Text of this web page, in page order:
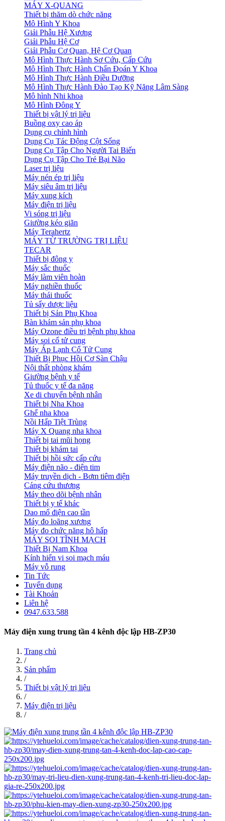
MÁY X-QUANG
Thiết bị thăm dò chức năng
Mô Hình Y Khoa
Giải Phẫu Hệ Xương
Giải Phẫu Hệ Cơ
Giải Phẫu Cơ Quan, Hệ Cơ Quan
Mô Hình Thực Hành Sơ Cứu, Cấp Cứu
Mô Hình Thực Hành Chẩn Đoán Y Khoa
Mô Hình Thực Hành Điều Dưỡng
Mô Hình Thực Hành Đào Tạo Kỹ Năng Lâm Sàng
Mô hình Nhi khoa
Mô Hình Đông Y
Thiết bị vật lý trị liệu
Buồng oxy cao áp
Dụng cụ chỉnh hình
Dụng Cụ Tác Động Cột Sống
Dụng Cụ Tập Cho Người Tai Biến
Dụng Cụ Tập Cho Trẻ Bại Não
Laser trị liệu
Máy nén ép trị liệu
Máy siêu âm trị liệu
Máy xung kích
Máy điện trị liệu
Vi sóng trị liệu
Giường kéo giãn
Máy Terahertz
MÁY TỪ TRƯỜNG TRỊ LIỆU
TECAR
Thiết bị đông y
Máy sắc thuốc
Máy làm viên hoàn
Máy nghiền thuốc
Máy thái thuốc
Tủ sấy dược liệu
Thiết bị Sản Phụ Khoa
Bàn khám sản phụ khoa
Máy Ozone điều trị bệnh phụ khoa
Máy soi cổ tử cung
Máy Áp Lạnh Cổ Tử Cung
Thiết Bị Phục Hồi Cơ Sàn Chậu
Nội thất phòng khám
Giường bệnh y tế
Tủ thuốc y tế đa năng
Xe di chuyển bệnh nhân
Thiết bị Nha Khoa
Ghế nha khoa
Nồi Hấp Tiệt Trùng
Máy X Quang nha khoa
Thiết bị tai mũi họng
Thiết bị khám tai
Thiết bị hồi sức cấp cứu
Máy điện não - điện tim
Máy truyền dịch - Bơm tiêm điện
Cáng cứu thương
Máy theo dõi bệnh nhân
Thiết bị y tế khác
Dao mổ điện cao tần
Máy đo loãng xương
Máy đo chức năng hô hấp
MÁY SOI TĨNH MẠCH
Thiết Bị Nam Khoa
Kính hiển vi soi mạch máu
Máy vỗ rung
Tin Tức
Tuyển dụng
Tài Khoản
Liên hệ
0947.633.588
Máy điện xung trung tần 4 kênh độc lập HB-ZP30
Trang chủ
/
Sản phẩm
/
Thiết bị vật lý trị liệu
/
Máy điện trị liệu
/